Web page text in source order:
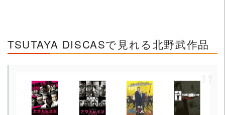
TSUTAYA DISCASで見れる北野武作品